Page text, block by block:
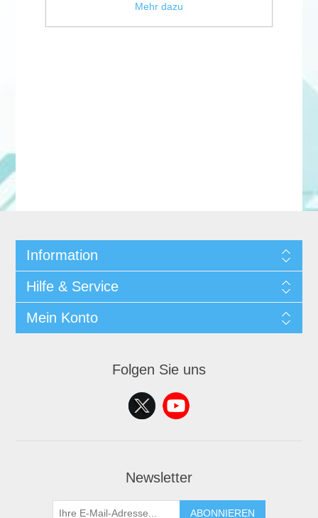
Information
Hilfe & Service
Mein Konto
Folgen Sie uns
Newsletter
ABONNIEREN
Mehr dazu